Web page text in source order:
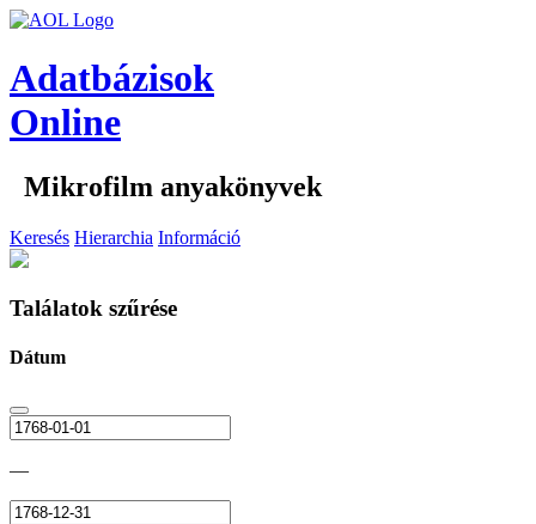
Adatbázisok
Online
Mikrofilm anyakönyvek
Keresés Hierarchia Információ
Találatok szűrése
Dátum
—